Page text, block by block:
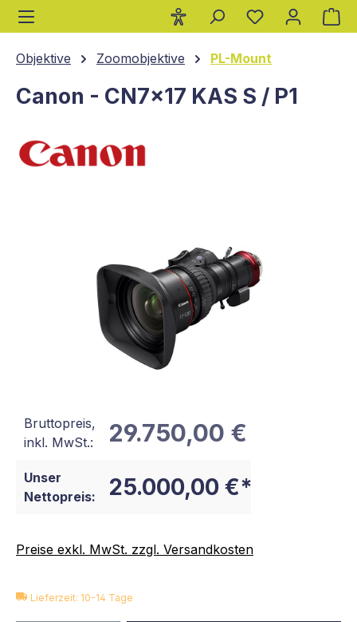
springen
Objektive Zoomobjektive PL-Mount
Canon - CN7x17 KAS S / P1
Bruttopreis,
inkl. MwSt.:
29.750,00 €
Unser
Nettopreis:
25.000,00 €*
Preise exkl. MwSt. zzgl. Versandkosten
Lieferzeit: 10-14 Tage